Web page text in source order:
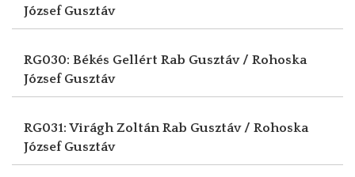
József Gusztáv
RG030: Békés Gellért Rab Gusztáv / Rohoska
József Gusztáv
RG031: Virágh ZoltánRab Gusztáv / Rohoska
József Gusztáv